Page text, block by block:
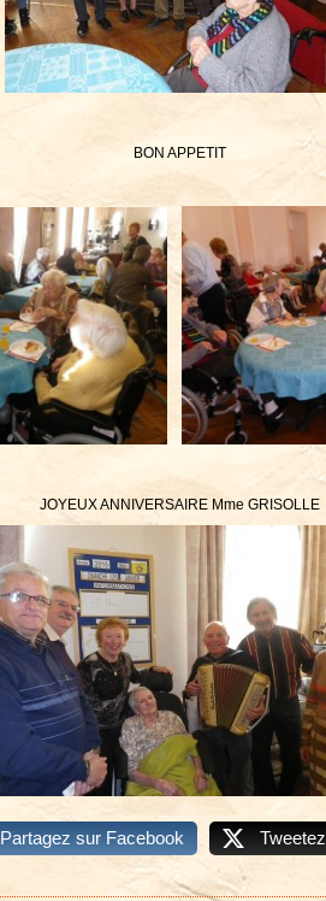
BON APPETIT
JOYEUX ANNIVERSAIRE Mme GRISOLLE
Partagez sur Facebook Tweetez